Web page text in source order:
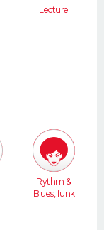
Lecture
Rythm &
Blues, funk